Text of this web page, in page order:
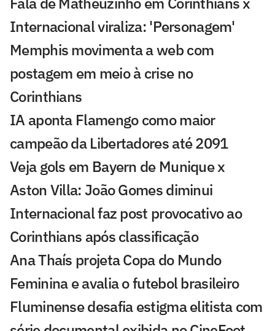
Internacional viraliza: 'Personagem'
Memphis movimenta a web com
postagem em meio à crise no
Corinthians
IA aponta Flamengo como maior
campeão da Libertadores até 2091
Veja gols em Bayern de Munique x
Aston Villa: João Gomes diminui
Internacional faz post provocativo ao
Corinthians após classificação
Ana Thaís projeta Copa do Mundo
Feminina e avalia o futebol brasileiro
Fluminense desafia estigma elitista com